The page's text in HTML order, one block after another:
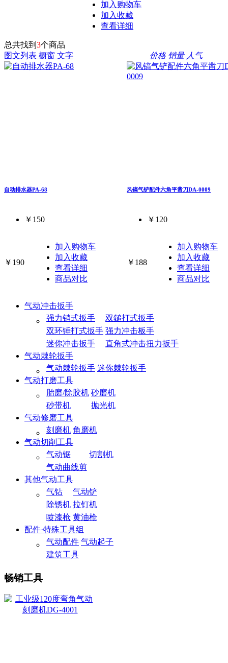
加入购物车
加入收藏
查看详细
总共找到 3个商品
图文列表 橱窗 文字 价格 销量 人气
自动排水器PA-68
￥150
￥190
加入购物车
加入收藏
查看详细
商品对比
风镐气铲配件六角平凿刀DA-0009
￥120
￥188
加入购物车
加入收藏
查看详细
商品对比
气动冲击扳手
强力销式扳手
双鎚打式扳手
双环锤打式扳手 强力冲击板手
迷你冲击扳手
直角式冲击扭力扳手
气动棘轮扳手
气动棘轮扳手 迷你棘轮扳手
气动打磨工具
胎磨/除胶机 砂磨机
砂带机
抛光机
气动修磨工具
刻磨机 角磨机
气动切削工具
气动锯
切割机
气动曲线剪
其他气动工具
气钻
气动铲
除锈机 拉钉机
喷漆枪 黄油枪
配件·特殊工具组
气动配件 气动起子
建筑工具
畅销工具